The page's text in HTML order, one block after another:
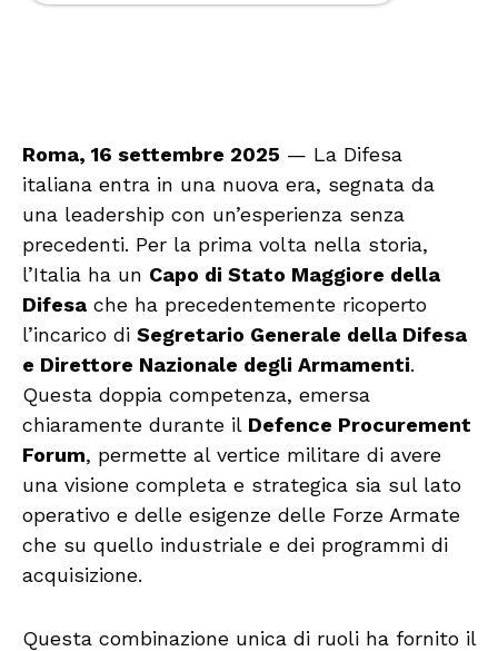
Roma, 16 settembre 2025 — La Difesa
italiana entra in una nuova era, segnata da
una leadership con un’esperienza senza
precedenti. Per la prima volta nella storia,
l’Italia ha un Capo di Stato Maggiore della
Difesa che ha precedentemente ricoperto
l’incarico di Segretario Generale della Difesa
e Direttore Nazionale degli Armamenti.
Questa doppia competenza, emersa
chiaramente durante il Defence Procurement
Forum, permette al vertice militare di avere
una visione completa e strategica sia sul lato
operativo e delle esigenze delle Forze Armate
che su quello industriale e dei programmi di
acquisizione.
Questa combinazione unica di ruoli ha fornito il